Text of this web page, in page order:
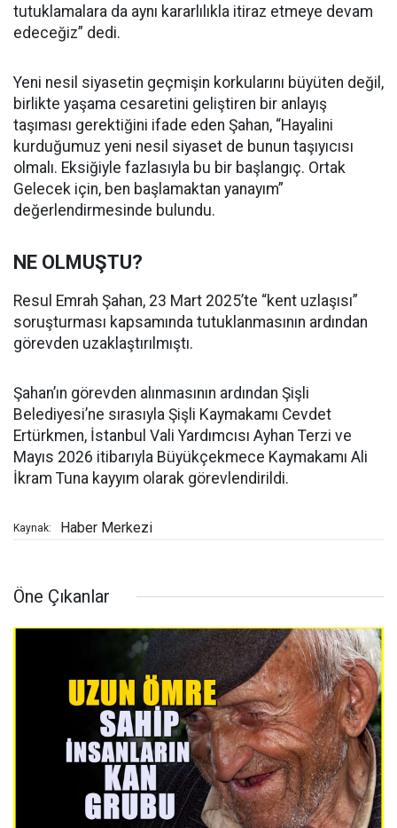
tutuklamalara da aynı kararlılıkla itiraz etmeye devam
edeceğiz” dedi.
Yeni nesil siyasetin geçmişin korkularını büyüten değil,
birlikte yaşama cesaretini geliştiren bir anlayış
taşıması gerektiğini ifade eden Şahan, “Hayalini
kurduğumuz yeni nesil siyaset de bunun taşıyıcısı
olmalı. Eksiğiyle fazlasıyla bu bir başlangıç. Ortak
Gelecek için, ben başlamaktan yanayım”
değerlendirmesinde bulundu.
NE OLMUŞTU?
Resul Emrah Şahan, 23 Mart 2025’te “kent uzlaşısı”
soruşturması kapsamında tutuklanmasının ardından
görevden uzaklaştırılmıştı.
Şahan’ın görevden alınmasının ardından Şişli
Belediyesi’ne sırasıyla Şişli Kaymakamı Cevdet
Ertürkmen, İstanbul Vali Yardımcısı Ayhan Terzi ve
Mayıs 2026 itibarıyla Büyükçekmece Kaymakamı Ali
İkram Tuna kayyım olarak görevlendirildi.
Kaynak: Haber Merkezi
Öne Çıkanlar